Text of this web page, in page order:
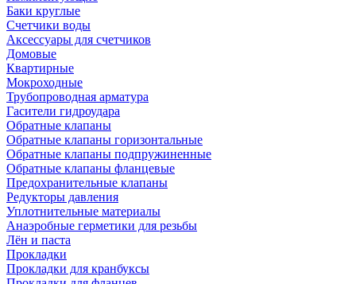
Баки круглые
Счетчики воды
Аксессуары для счетчиков
Домовые
Квартирные
Мокроходные
Трубопроводная арматура
Гасители гидроудара
Обратные клапаны
Обратные клапаны горизонтальные
Обратные клапаны подпружиненные
Обратные клапаны фланцевые
Предохранительные клапаны
Редукторы давления
Уплотнительные материалы
Анаэробные герметики для резьбы
Лён и паста
Прокладки
Прокладки для кранбуксы